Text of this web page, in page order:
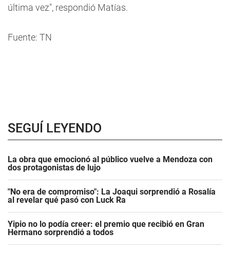
última vez", respondió Matías.
Fuente: TN
SEGUÍ LEYENDO
La obra que emocionó al público vuelve a Mendoza con
dos protagonistas de lujo
"No era de compromiso": La Joaqui sorprendió a Rosalía
al revelar qué pasó con Luck Ra
Yipio no lo podía creer: el premio que recibió en Gran
Hermano sorprendió a todos